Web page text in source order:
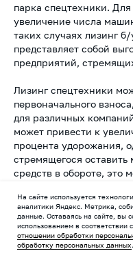
парка спецтехники.
увеличение числа
таких случаях лизинг
представляет собой
предприятий,
Лизинг спецтехники
первоначального
для различных
может привести к
процента удорожания,
стремящегося оставить
средств в обороте, это
сразу после
Для сравнения условий
предложений
На сайте используется
аналитики Яндекс. Метрика,
данные. Оставаясь на сайте, вы
использованием в соответствии
отношении обработки
обработку персональных данных.